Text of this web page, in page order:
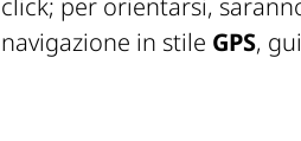
navigazione in stile GPS,